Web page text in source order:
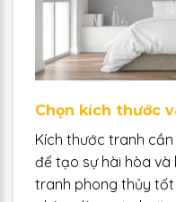
Chọn kích thước
Kích thước tranh
để tạo sự hài hòa
tranh phong thủy tốt